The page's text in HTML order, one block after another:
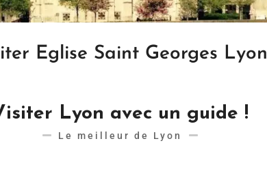
Eglise Saint Georges Lyon
Lyon avec un guide !
Le meilleur de Lyon